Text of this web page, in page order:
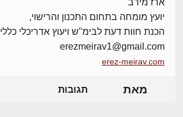
ארז מירב
יועץ מומחה בתחום התכנון והרישוי,
הכנת חוות דעת לבימ"ש ויעוץ אדריכלי כללי
erezmeirav1@gmail.com
erez-meirav.com
מאת תגובות